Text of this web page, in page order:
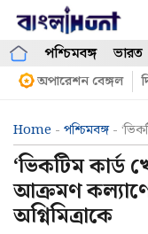
Skip
contentপশ্চিমবঙ্গ ভারত
অপারেশন বেঙ্গল
Home - পশ্চিমবঙ্গ-
‘ভিকটিম কার্ড
আক্রমণ
অগ্নিমিত্রাকে